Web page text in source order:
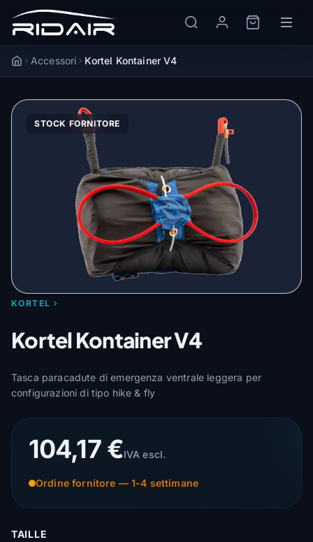
AccueilAccessori Kortel Kontainer V4
STOCK FORNITORE
KORTEL
Kortel Kontainer V4
Tasca paracadute di emergenza ventrale leggera per
configurazioni di tipo hike & fly
104,17 €IVA escl.
Ordine fornitore — 1-4 settimane
TAILLE